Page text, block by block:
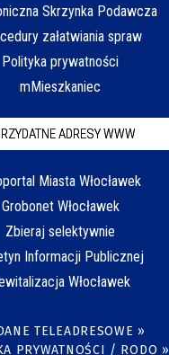
Skrzynka Podawcza
załatwiania spraw
Polityka prywatności
mMieszkaniec
ADRESY WWW
Miasta Włocławek
Grobonet Włocławek
Zbieraj selektywnie
Informacji Publicznej
Włocławek
TELEADRESOWE »
PRYWATNOŚCI / RODO »